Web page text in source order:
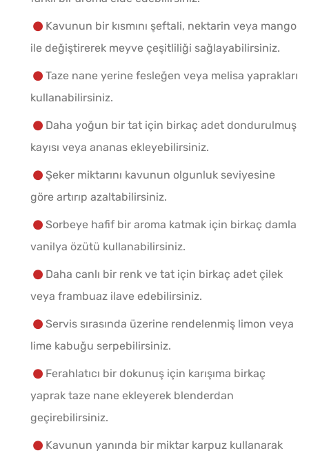
Kavunun bir kısmını şeftali, nektarin veya mango
ile değiştirerek meyve çeşitliliği sağlayabilirsiniz.
Taze nane yerine fesleğen veya melisa yaprakları
kullanabilirsiniz.
Daha yoğun bir tat için birkaç adet dondurulmuş
kayısı veya ananas ekleyebilirsiniz.
Şeker miktarını kavunun olgunluk seviyesine
göre artırıp azaltabilirsiniz.
Sorbeye hafif bir aroma katmak için birkaç damla
vanilya özütü kullanabilirsiniz.
Daha canlı bir renk ve tat için birkaç adet çilek
veya frambuaz ilave edebilirsiniz.
Servis sırasında üzerine rendelenmiş limon veya
lime kabuğu serpebilirsiniz.
Ferahlatıcı bir dokunuş için karışıma birkaç
yaprak taze nane ekleyerek blenderdan
geçirebilirsiniz.
Kavunun yanında bir miktar karpuz kullanarak